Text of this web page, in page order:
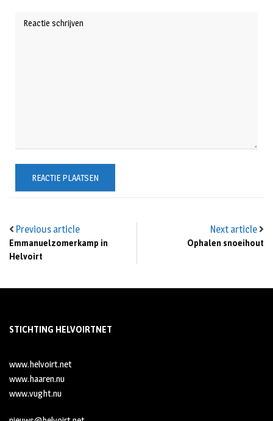
Previous article
Emmanuelzomerkamp in
Helvoirt
Next article
Ophalen snoeihout
STICHTING HELVOIRTNET
www.helvoirt.net
www.haaren.nu
www.vught.nu